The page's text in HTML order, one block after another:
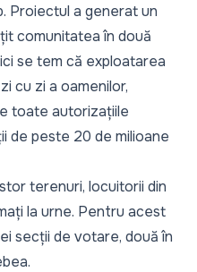
Proiectul a generat un
comunitatea în două
se tem că exploatarea
cu zi a oamenilor,
toate autorizațiile
de peste 20 de milioane
terenuri, locuitorii din
la urne. Pentru acest
secții de votare, două în